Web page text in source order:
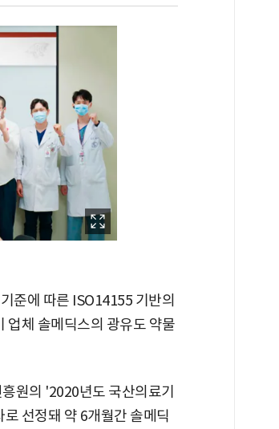
준에 따른 ISO14155 기반의
업체 솔메딕스의 광유도 약물
원의 '2020년도 국산의료기
선정돼 약 6개월간 솔메딕